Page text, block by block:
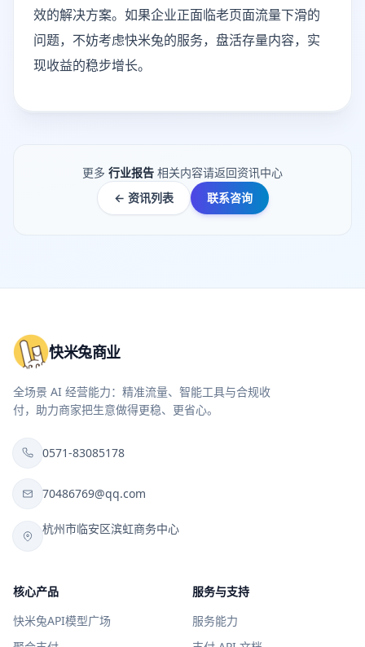
效的解决方案。如果企业正面临老页面流量下滑的
问题，不妨考虑快米兔的服务，盘活存量内容，实
现收益的稳步增长。
更多 行业报告 相关内容请返回资讯中心
← 资讯列表
联系咨询
快米兔商业
全场景 AI 经营能力：精准流量、智能工具与合规收
付，助力商家把生意做得更稳、更省心。
0571-83085178
70486769@qq.com
杭州市临安区滨虹商务中心
核心产品
快米兔API模型广场
服务与支持
服务能力